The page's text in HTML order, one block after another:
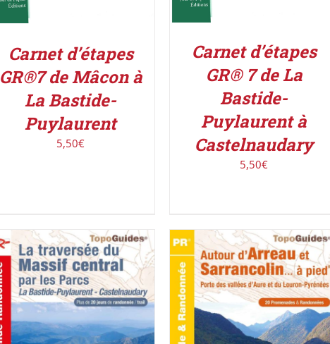
Carnet d’étapes
GR®7 de Mâcon à
La Bastide-
Puylaurent
5,50€
Carnet d’étapes
GR® 7 de La
Bastide-
Puylaurent à
Castelnaudary
5,50€